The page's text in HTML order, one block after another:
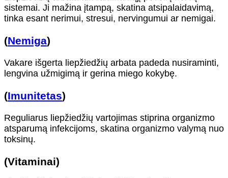
sistemai. Ji mažina įtampą, skatina atsipalaidavimą,
tinka esant nerimui, stresui, nervingumui ar nemigai.
(Nemiga)
Vakare išgerta liepžiedžių arbata padeda nusiraminti,
lengvina užmigimą ir gerina miego kokybę.
(Imunitetas)
Reguliarus liepžiedžių vartojimas stiprina organizmo
atsparumą infekcijoms, skatina organizmo valymą nuo
toksinų.
(Vitaminai)